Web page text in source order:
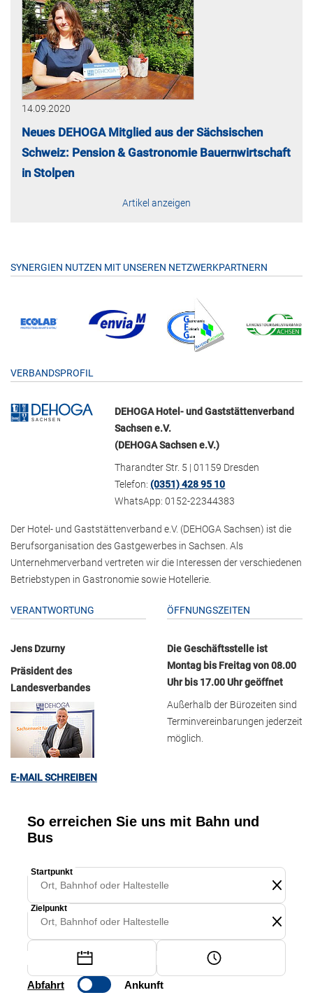
14.09.2020
Neues DEHOGA Mitglied aus der Sächsischen
Schweiz: Pension & Gastronomie Bauernwirtschaft
in Stolpen
Artikel anzeigen
SYNERGIEN NUTZEN MIT UNSEREN NETZWERKPARTNERN
VERBANDSPROFIL
DEHOGA Hotel- und Gaststättenverband
Sachsen e.V.
(DEHOGA Sachsen e.V.)
Tharandter Str. 5 | 01159 Dresden
Telefon:(0351) 428 95 10
WhatsApp: 0152-22344383
Der Hotel- und Gaststättenverband e.V. (DEHOGA Sachsen) ist die
Berufsorganisation des Gastgewerbes in Sachsen. Als
Unternehmerverband vertreten wir die Interessen der verschiedenen
Betriebstypen in Gastronomie sowie Hotellerie.
VERANTWORTUNG
Jens Dzurny
Präsident des
Landesverbandes
E-MAIL SCHREIBEN
ÖFFNUNGSZEITEN
Die Geschäftsstelle ist
Montag bis Freitag von 08.00
Uhr bis 17.00 Uhr geöffnet
Außerhalb der Bürozeiten sind
Terminvereinbarungen jederzeit
möglich.